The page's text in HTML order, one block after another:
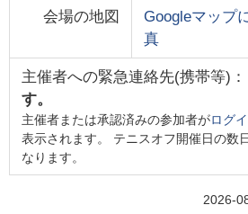
会場の地図
Googleマップ
真
主催者への緊急連絡先(携帯等)：
す。
主催者または承認済みの参加者がログ
表示されます。 テニスオフ開催日の数
なります。
2026-